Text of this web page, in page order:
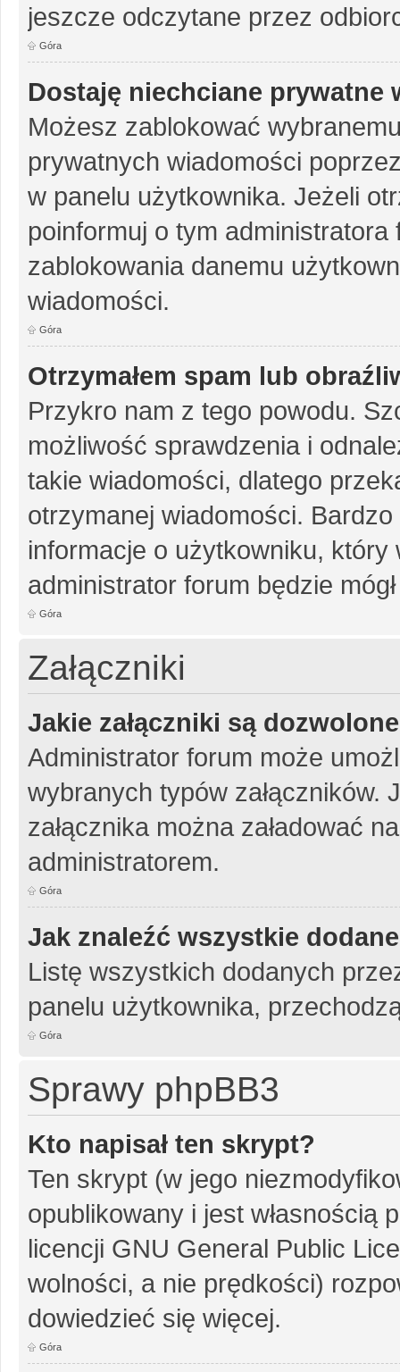
jeszcze odczytane przez
Góra
Dostaję niechciane prywatne
Możesz zablokować
prywatnych wiadomości
w panelu użytkownika. Jeżeli
poinformuj o tym
zablokowania danemu
wiadomości.
Góra
Otrzymałem spam lub
Przykro nam z tego powodu.
możliwość sprawdzenia i
takie wiadomości, dlatego
otrzymanej wiadomości.
informacje o użytkowniku, który
administrator forum będzie
Góra
Załączniki
Jakie załączniki są
Administrator forum może
wybranych typów załączników.
załącznika można załadować
administratorem.
Góra
Jak znaleźć wszystkie
Listę wszystkich dodanych
panelu użytkownika,
Góra
Sprawy phpBB3
Kto napisał ten skrypt?
Ten skrypt (w jego
opublikowany i jest własnością
licencji GNU General Public
wolności, a nie prędkości)
dowiedzieć się więcej.
Góra